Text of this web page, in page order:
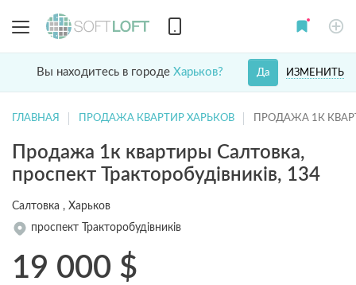
Вы находитесь в городе Харьков? ИЗМЕНИТЬ
Да
ГЛАВНАЯ ПРОДАЖА КВАРТИР ХАРЬКОВ ПРОДАЖА 1К
Продажа 1к квартиры Салтовка,
проспект Тракторобудівників, 134
Салтовка , Харьков
проспект Тракторобудівників
19 000 $